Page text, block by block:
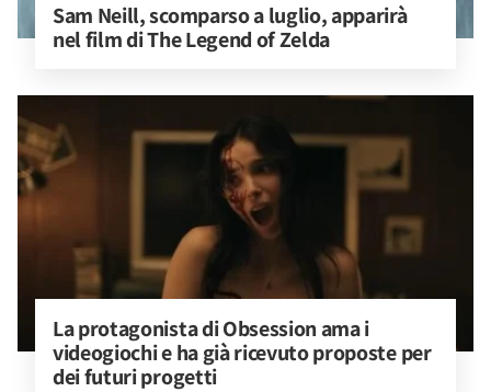
Sam Neill, scomparso a luglio, apparirà
nel film di The Legend of Zelda
La protagonista di Obsession ama i
videogiochi e ha già ricevuto proposte per
dei futuri progetti